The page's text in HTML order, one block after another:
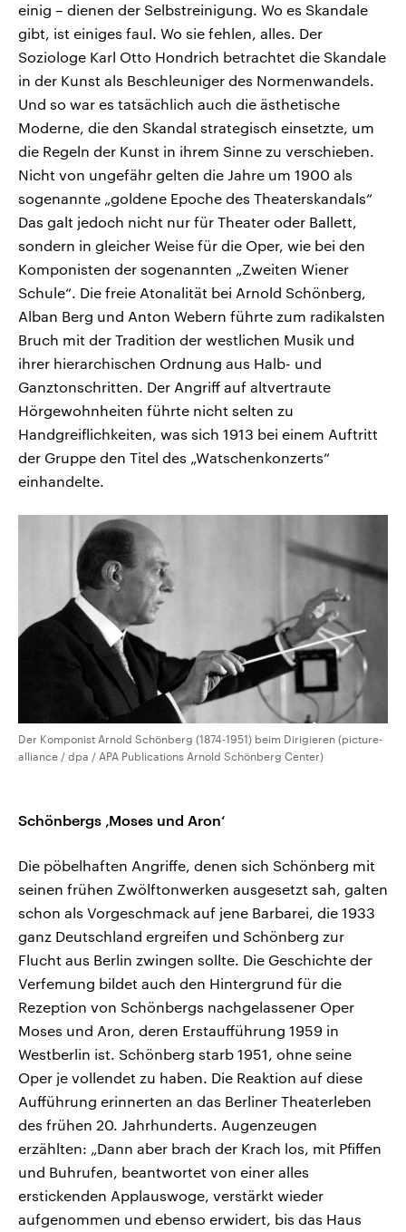
einig – dienen der Selbstreinigung. Wo es Skandale
gibt, ist einiges faul. Wo sie fehlen, alles. Der
Soziologe Karl Otto Hondrich betrachtet die Skandale
in der Kunst als Beschleuniger des Normenwandels.
Und so war es tatsächlich auch die ästhetische
Moderne, die den Skandal strategisch einsetzte, um
die Regeln der Kunst in ihrem Sinne zu verschieben.
Nicht von ungefähr gelten die Jahre um 1900 als
sogenannte „goldene Epoche des Theaterskandals“
Das galt jedoch nicht nur für Theater oder Ballett,
sondern in gleicher Weise für die Oper, wie bei den
Komponisten der sogenannten „Zweiten Wiener
Schule“. Die freie Atonalität bei Arnold Schönberg,
Alban Berg und Anton Webern führte zum radikalsten
Bruch mit der Tradition der westlichen Musik und
ihrer hierarchischen Ordnung aus Halb- und
Ganztonschritten. Der Angriff auf altvertraute
Hörgewohnheiten führte nicht selten zu
Handgreiflichkeiten, was sich 1913 bei einem Auftritt
der Gruppe den Titel des „Watschenkonzerts“
einhandelte.
Der Komponist Arnold Schönberg (1874-1951) beim Dirigieren (picture-
alliance / dpa / APA Publications Arnold Schönberg Center)
Schönbergs ‚Moses und Aron‘
Die pöbelhaften Angriffe, denen sich Schönberg mit
seinen frühen Zwölftonwerken ausgesetzt sah, galten
schon als Vorgeschmack auf jene Barbarei, die 1933
ganz Deutschland ergreifen und Schönberg zur
Flucht aus Berlin zwingen sollte. Die Geschichte der
Verfemung bildet auch den Hintergrund für die
Rezeption von Schönbergs nachgelassener Oper
Moses und Aron, deren Erstaufführung 1959 in
Westberlin ist. Schönberg starb 1951, ohne seine
Oper je vollendet zu haben. Die Reaktion auf diese
Aufführung erinnerten an das Berliner Theaterleben
des frühen 20. Jahrhunderts. Augenzeugen
erzählten: „Dann aber brach der Krach los, mit Pfiffen
und Buhrufen, beantwortet von einer alles
erstickenden Applauswoge, verstärkt wieder
aufgenommen und ebenso erwidert, bis das Haus